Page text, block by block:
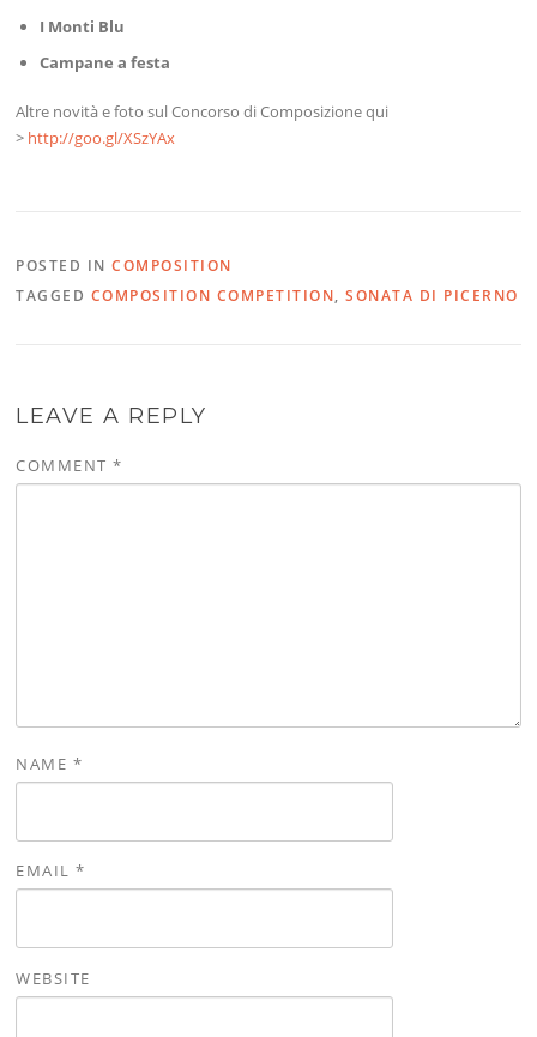
I Monti Blu
Campane a festa
Altre novità e foto sul Concorso di Composizione qui
> http://goo.gl/XSzYAx
POSTED INCOMPOSITION
TAGGED COMPOSITION COMPETITION,SONATA DI PICERNO
LEAVE A REPLY
COMMENT*
NAME *
EMAIL*
WEBSITE